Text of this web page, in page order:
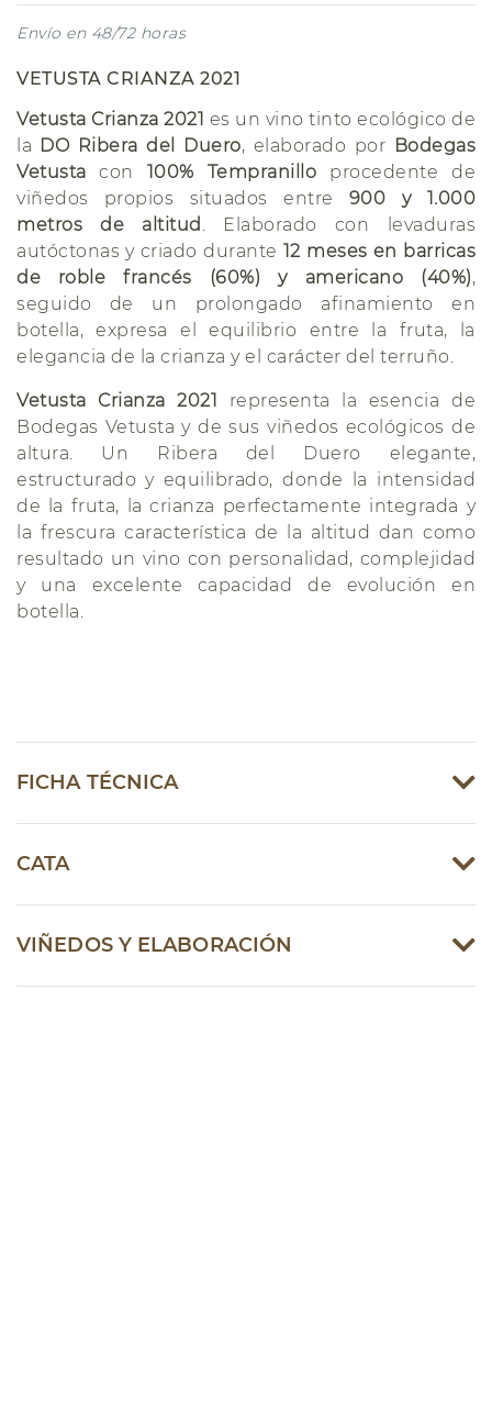
Envío en 48/72 horas
VETUSTA CRIANZA 2021
Vetusta Crianza 2021 es un vino tinto ecológico de
la DO Ribera del Duero, elaborado por Bodegas
Vetusta con 100% Tempranillo procedente de
viñedos propios situados entre 900 y 1.000
metros de altitud
. Elaborado con levaduras
autóctonas y criado durante 12 meses en barricas
de roble francés (60%) y americano (40%),
seguido de un prolongado afinamiento en
botella, expresa el equilibrio entre la fruta, la
elegancia de la crianza y el carácter del terruño.
Vetusta Crianza 2021 representa la esencia de
Bodegas Vetusta y de sus viñedos ecológicos de
altura. Un Ribera del Duero elegante,
estructurado y equilibrado, donde la intensidad
de la fruta, la crianza perfectamente integrada y
la frescura característica de la altitud dan como
resultado un vino con personalidad, complejidad
y una excelente capacidad de evolución en
botella.
FICHA TÉCNICA
CATA
VIÑEDOS Y ELABORACIÓN